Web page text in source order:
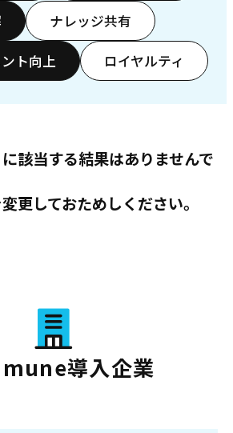
ナレッジ共有
ト向上 ロイヤルティ
該当する結果はありませんで
更しておためしください。
導入企業